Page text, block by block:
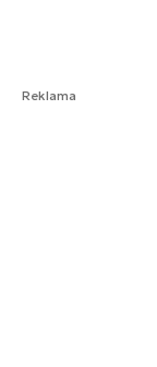
Reklama